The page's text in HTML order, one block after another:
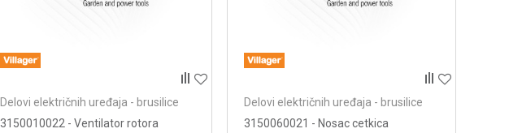
Delovi električnih uređaja - brusilice
3150010022 - Ventilator rotora
Delovi električnih uređaja - brusilice
3150060021 - Nosac cetkica